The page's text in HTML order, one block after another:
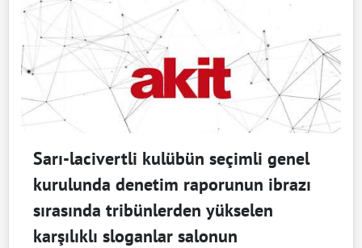
Sarı-lacivertli kulübün seçimli genel
kurulunda denetim raporunun ibrazı
sırasında tribünlerden yükselen
karşılıklı sloganlar salonun